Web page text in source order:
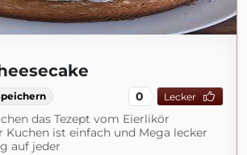
0 Lecker
das Tezept vom Eierlikör
Kuchen ist einfach und Mega lecker
auf jeder